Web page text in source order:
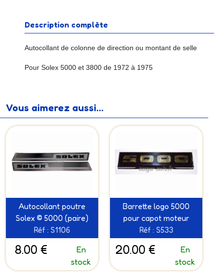
Description complète
Autocollant de colonne de direction ou montant de selle
Pour Solex 5000 et 3800 de 1972 à 1975
Vous aimerez aussi...
Autocollant poutre
Solex © 5000 (paire)
Réf : S1106
8.00 €
En
stock
Barrette logo 5000
pour capot moteur
Réf : S533
20.00 €
En
stock